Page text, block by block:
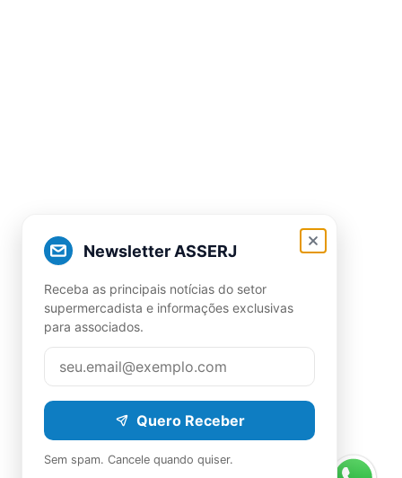
Newsletter ASSERJ
Receba as principais notícias do setor
supermercadista e informações exclusivas
para associados.
Quero Receber
Sem spam. Cancele quando quiser.